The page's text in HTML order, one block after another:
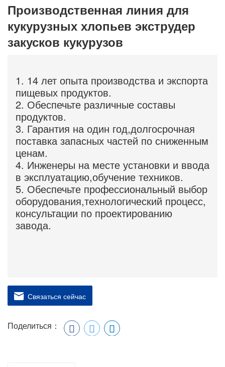
Производственная линия для
кукурузных хлопьев экструдер
закусков кукурузов
1. 14 лет опыта производства и экспорта
пищевых продуктов.
2. Обеспечьте различные составы
продуктов.
3. Гарантия на один год,долгосрочная
поставка запасных частей по сниженным
ценам.
4. Инженеры на месте установки и ввода
в эксплуатацию,обучение техников.
5. Обеспечьте профессиональный выбор
оборудования,технологический процесс,
консультации по проектированию
завода.
Связаться сейчас
Поделиться：